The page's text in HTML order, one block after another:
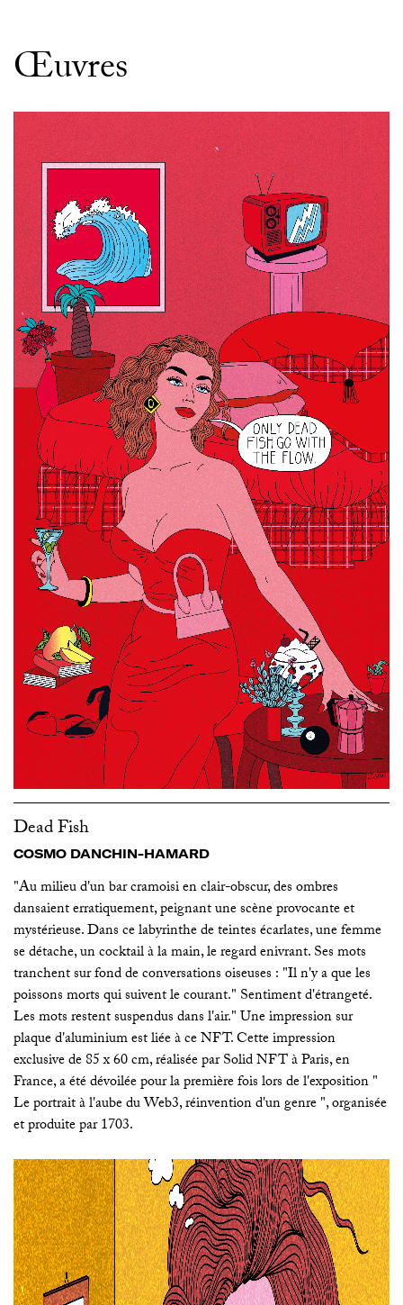
Œuvres
Dead Fish
COSMO DANCHIN-HAMARD
"Au milieu d'un bar cramoisi en clair-obscur, des ombres
dansaient erratiquement, peignant une scène provocante et
mystérieuse. Dans ce labyrinthe de teintes écarlates, une femme
se détache, un cocktail à la main, le regard enivrant. Ses mots
tranchent sur fond de conversations oiseuses : "Il n'y a que les
poissons morts qui suivent le courant." Sentiment d'étrangeté.
Les mots restent suspendus dans l'air." Une impression sur
plaque d'aluminium est liée à ce NFT. Cette impression
exclusive de 85 x 60 cm, réalisée par Solid NFT à Paris, en
France, a été dévoilée pour la première fois lors de l'exposition "
Le portrait à l'aube du Web3, réinvention d'un genre ", organisée
et produite par 1703.